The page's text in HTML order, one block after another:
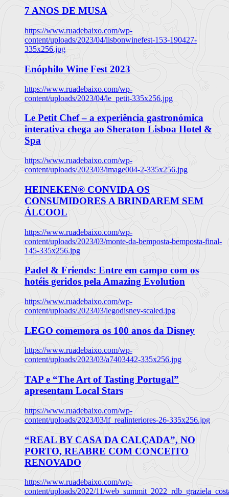
7 ANOS DE MUSA
https://www.ruadebaixo.com/wp-
content/uploads/2023/04/lisbonwinefest-153-190427-
335x256.jpg
Enóphilo Wine Fest 2023
https://www.ruadebaixo.com/wp-
content/uploads/2023/04/le_petit-335x256.jpg
Le Petit Chef – a experiência gastronómica
interativa chega ao Sheraton Lisboa Hotel &
Spa
https://www.ruadebaixo.com/wp-
content/uploads/2023/03/image004-2-335x256.jpg
HEINEKEN® CONVIDA OS
CONSUMIDORES A BRINDAREM SEM
ÁLCOOL
https://www.ruadebaixo.com/wp-
content/uploads/2023/03/monte-da-bemposta-bemposta-final-
145-335x256.jpg
Padel & Friends: Entre em campo com os
hotéis geridos pela Amazing Evolution
https://www.ruadebaixo.com/wp-
content/uploads/2023/03/legodisney-scaled.jpg
LEGO comemora os 100 anos da Disney
https://www.ruadebaixo.com/wp-
content/uploads/2023/03/a7403442-335x256.jpg
TAP e “The Art of Tasting Portugal”
apresentam Local Stars
https://www.ruadebaixo.com/wp-
content/uploads/2023/03/lf_realinteriores-26-335x256.jpg
“REAL BY CASA DA CALÇADA”, NO
PORTO, REABRE COM CONCEITO
RENOVADO
https://www.ruadebaixo.com/wp-
content/uploads/2022/11/